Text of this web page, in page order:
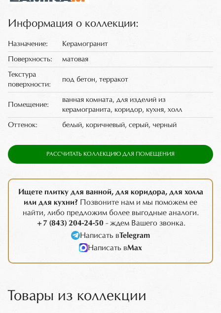
Информация о коллекции:
Назначение: Керамогранит
Поверхность: матовая
Текстура
поверхности:
под бетон, терракот
Помещение:
ванная комната, для изделий из
керамогранита, коридор, кухня, холл
Оттенок: белый, коричневый, серый, черный
РАССЧИТАТЬ КОЛЛЕКЦИЮ ДЛЯ ПОМЕЩЕНИЯ
Ищете плитку для ванной, для коридора, для холла
или для кухни? Позвоните нам и мы поможем ее
найти, либо предложим более выгодные аналоги.
+7 (843) 204-24-50 - ждем Вашего звонка.
Написать вTelegram
Написать вMax
Товары из коллекции